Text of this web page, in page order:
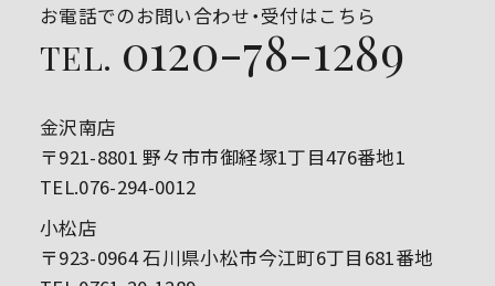
お電話でのお問い合わせ・受付はこちら
TEL. 0120-78-1289
金沢南店
〒921-8801 野々市市御経塚1丁目476番地1
TEL.076-294-0012
小松店
〒923-0964 石川県小松市今江町6丁目681番地